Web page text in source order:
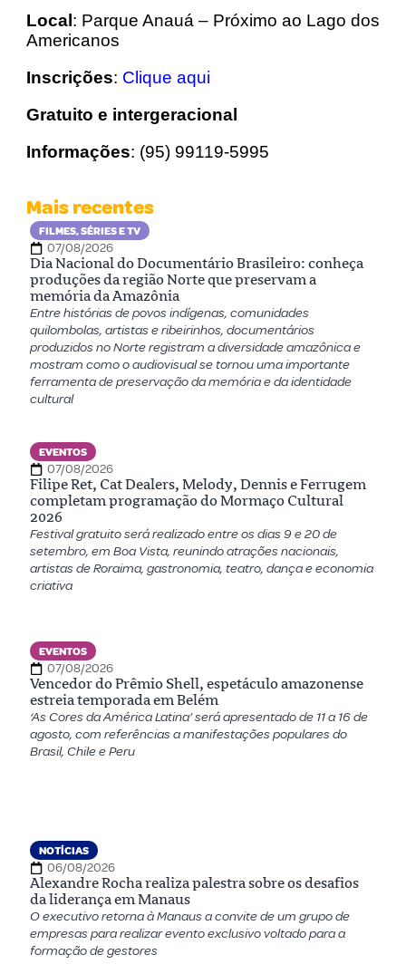
Local : Parque Anauá – Próximo ao Lago dos
Americanos
Inscrições: Clique aqui
Gratuito e intergeracional
Informações: (95) 99119-5995
Mais recentes
FILMES, SÉRIES E TV
07/08/2026
Dia Nacional do Documentário Brasileiro: conheça
produções da região Norte que preservam a
memória da Amazônia
Entre histórias de povos indígenas, comunidades
quilombolas, artistas e ribeirinhos, documentários
produzidos no Norte registram a diversidade amazônica e
mostram como o audiovisual se tornou uma importante
ferramenta de preservação da memória e da identidade
cultural
EVENTOS
07/08/2026
Filipe Ret, Cat Dealers, Melody, Dennis e Ferrugem
completam programação do Mormaço Cultural
2026
Festival gratuito será realizado entre os dias 9 e 20 de
setembro, em Boa Vista, reunindo atrações nacionais,
artistas de Roraima, gastronomia, teatro, dança e economia
criativa
EVENTOS
07/08/2026
Vencedor do Prêmio Shell, espetáculo amazonense
estreia temporada em Belém
‘As Cores da América Latina’ será apresentado de 11 a 16 de
agosto, com referências a manifestações populares do
Brasil, Chile e Peru
NOTÍCIAS
06/08/2026
Alexandre Rocha realiza palestra sobre os desafios
da liderança em Manaus
O executivo retorna à Manaus a convite de um grupo de
empresas para realizar evento exclusivo voltado para a
formação de gestores